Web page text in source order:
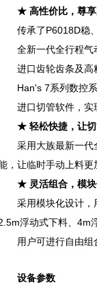
★ 高性价比，尊
传承了P6018D稳
全新一代全行程
进口齿轮齿条及高
Han's 7系列数控
进口切管软件，实
★ 轻松快捷，让
采用大族最新一代
，让临时手动上料更
★ 灵活组合，模
采用模块化设计
浮动式下料、4m
用户可进行自由
设备参数